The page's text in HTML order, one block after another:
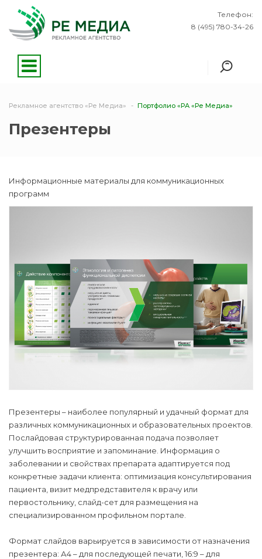
Телефон:
8 (495) 780-34-26
Рекламное агентство «Ре Медиа» Портфолио «РА «Ре Медиа»
Презентеры
Информационные материалы для коммуникационных
программ
Презентеры – наиболее популярный и удачный формат для
различных коммуникационных и образовательных проектов.
Послайдовая структурированная подача позволяет
улучшить восприятие и запоминание. Информация о
заболевании и свойствах препарата адаптируется под
конкретные задачи клиента: оптимизация консультирования
пациента, визит медпредставителя к врачу или
первостольнику, слайд-сет для размещения на
специализированном профильном портале.
Формат слайдов варьируется в зависимости от назначения
презентера: А4 – для последующей печати, 16:9 – для